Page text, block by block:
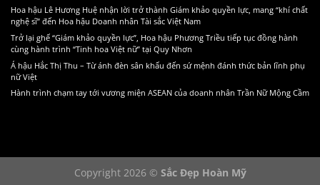
Hoa hậu Lê Hương Huệ nhận lời trở thành Giám khảo quyền lực, mang “khí chất
nghệ sĩ” đến Hoa hậu Doanh nhân Tài sắc Việt Nam
Trở lại ghế “Giám khảo quyền lực”, Hoa hậu Phương Triều tiếp tục đồng hành
cùng hành trình “Tinh hoa Việt nữ” tại Quy Nhơn
Á hậu Hắc Thị Thu – Từ ánh đèn sân khấu đến sứ mệnh đánh thức bản lĩnh phụ
nữ Việt
Hành trình chạm tay tới vương miện ASEAN của doanh nhân Trần Nữ Mộng Cầm
Copyright 2026 © Sắc Đẹp Hoàn Mỹ